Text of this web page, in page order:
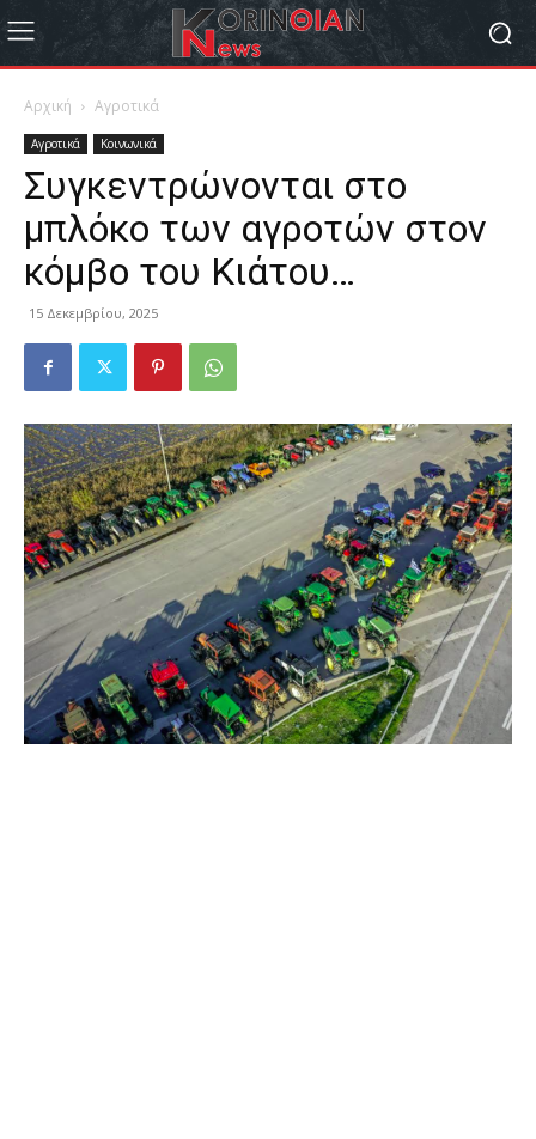
Αρχική Αγροτικά
Αγροτικά Κοινωνικά
Συγκεντρώνονται στο
μπλόκο των αγροτών στον
κόμβο του Κιάτου…
15 Δεκεμβρίου, 2025